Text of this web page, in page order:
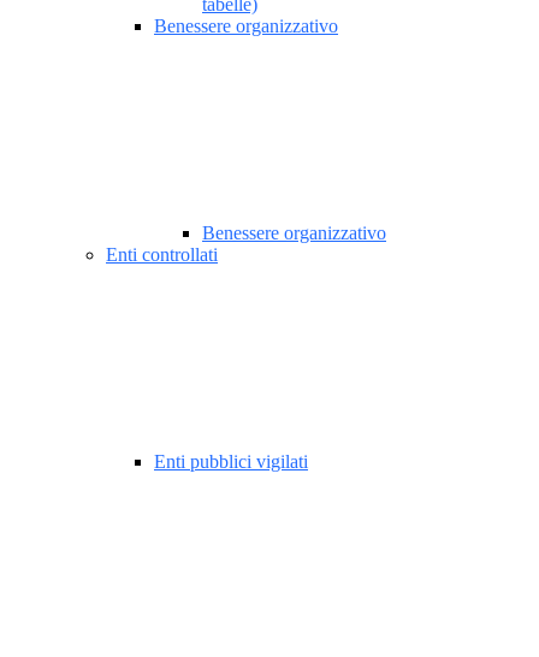
tabelle)
Benessere organizzativo
Benessere organizzativo
Enti controllati
Enti pubblici vigilati